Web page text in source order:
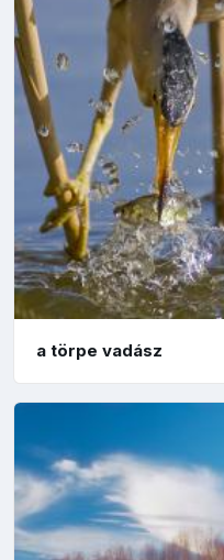
a törpe vadász